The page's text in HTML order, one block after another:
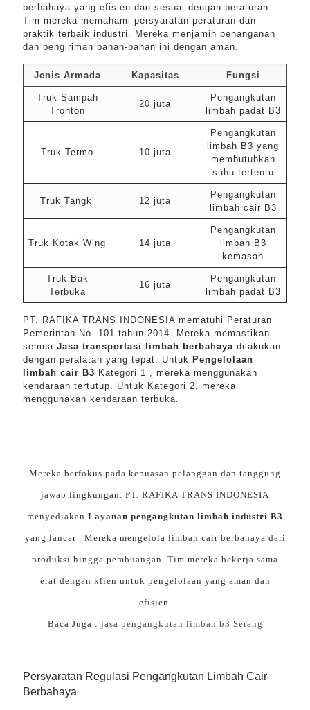
berbahaya yang efisien dan sesuai dengan peraturan.
Tim mereka memahami persyaratan peraturan dan
praktik terbaik industri. Mereka menjamin penanganan
dan pengiriman bahan-bahan ini dengan aman.
Jenis Armada Kapasitas Fungsi
Truk Sampah
Tronton
20 juta
Pengangkutan
limbah padat B3
Truk Termo 10 juta
Pengangkutan
limbah B3 yang
membutuhkan
suhu tertentu
Truk Tangki 12 juta
Pengangkutan
limbah cair B3
Truk Kotak Wing 14 juta
Pengangkutan
limbah B3
kemasan
Truk Bak
Terbuka
16 juta
Pengangkutan
limbah padat B3
PT. RAFIKA TRANS INDONESIA mematuhi Peraturan
Pemerintah No. 101 tahun 2014. Mereka memastikan
semua Jasa transportasi limbah berbahaya dilakukan
dengan peralatan yang tepat. Untuk Pengelolaan
limbah cair B3 Kategori 1 , mereka menggunakan
kendaraan tertutup. Untuk Kategori 2, mereka
menggunakan kendaraan terbuka.
Mereka berfokus pada kepuasan pelanggan dan tanggung
jawab lingkungan. PT. RAFIKA TRANS INDONESIA
menyediakan Layanan pengangkutan limbah industri B3
yang lancar . Mereka mengelola limbah cair berbahaya dari
produksi hingga pembuangan. Tim mereka bekerja sama
erat dengan klien untuk pengelolaan yang aman dan
efisien.
Baca Juga : jasa pengangkutan limbah b3 Serang
Persyaratan Regulasi Pengangkutan Limbah Cair
Berbahaya